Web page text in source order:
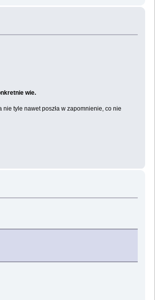
wie.
tyle nawet poszła w zapomnienie, co nie